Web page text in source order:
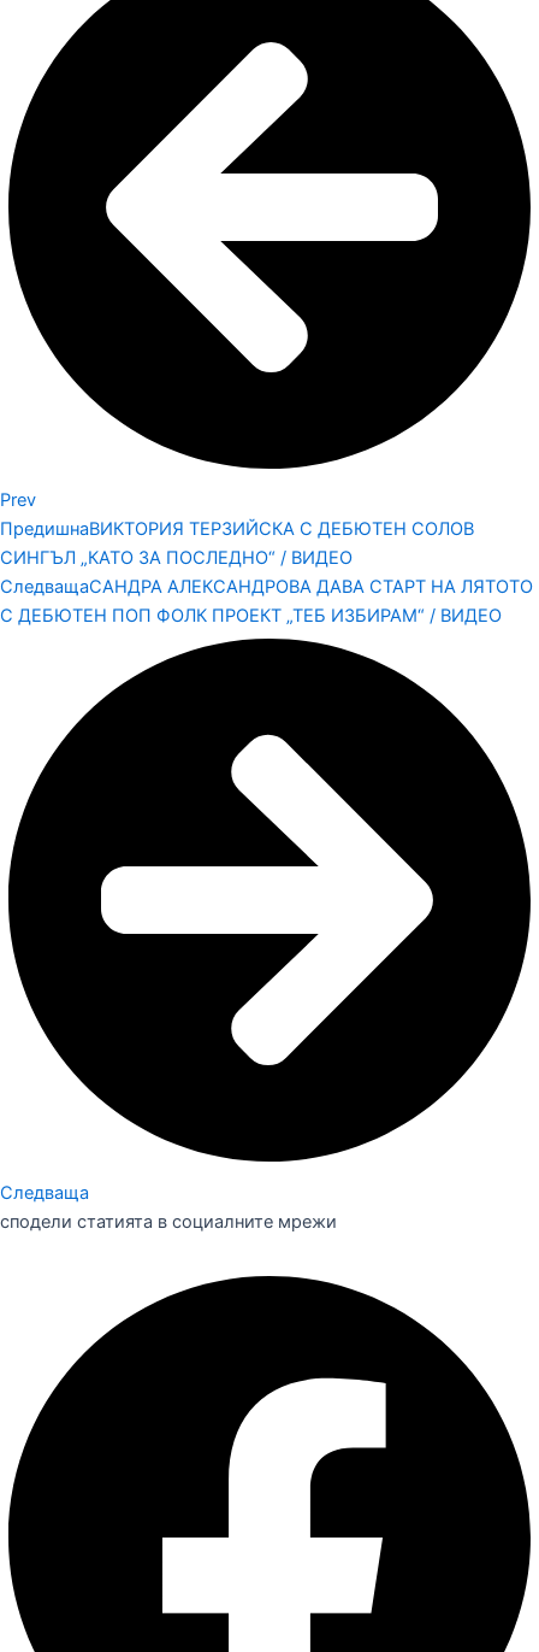
Prev
ПредишнаВИКТОРИЯ ТЕРЗИЙСКА С ДЕБЮТЕН СОЛОВ
СИНГЪЛ „КАТО ЗА ПОСЛЕДНО“ / ВИДЕО
СледващаСАНДРА АЛЕКСАНДРОВА ДАВА СТАРТ НА ЛЯТОТО
С ДЕБЮТЕН ПОП ФОЛК ПРОЕКТ „ТЕБ ИЗБИРАМ“ / ВИДЕО
Следваща
сподели статията в социалните мрежи